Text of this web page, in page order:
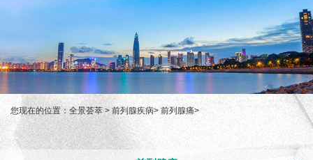
您现在的位置： 全景荟萃 > 前列腺疾病> 前列腺痛>